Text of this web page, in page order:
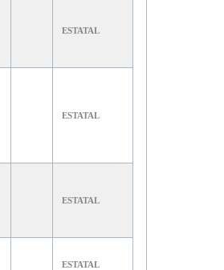
ESTATAL
ESTATAL
ESTATAL
ESTATAL